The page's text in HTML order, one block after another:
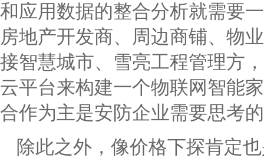
和应用数据的整合分析就需要
房地产开发商、周边商铺、物
接智慧城市、雪亮工程管理方
云平台来构建一个物联网智能
合作为主是安防企业需要思考
除此之外，像价格下探肯定